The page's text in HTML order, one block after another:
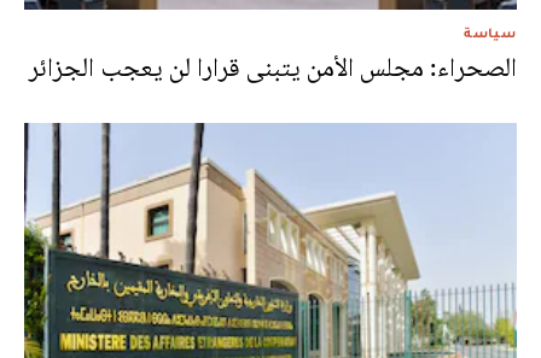
سياسة
الصحراء: مجلس الأمن يتبنى قرارا لن يعجب الجزائر